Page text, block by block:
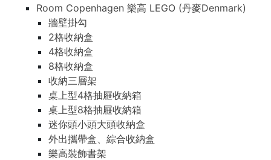
Room Copenhagen 樂高 LEGO (丹麥Denmark)
牆壁掛勾
2格收納盒
4格收納盒
8格收納盒
收納三層架
桌上型4格抽屜收納箱
桌上型8格抽屜收納箱
迷你頭小頭大頭收納盒
外出攜帶盒、綜合收納盒
樂高裝飾書架